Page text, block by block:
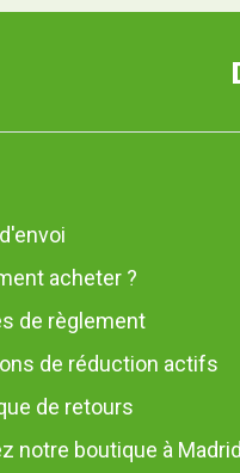
acheter ?
de règlement
de réduction actifs
de retours
notre boutique à Madrid